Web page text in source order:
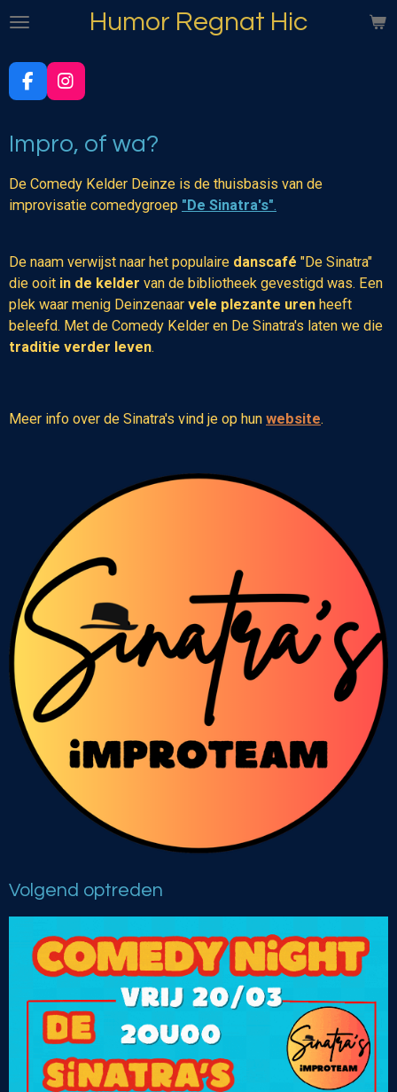
Ga
naar
de
hoofdinhoud
Humor Regnat Hic
F
a
e
b
o
k
I
n
t
a
r
a
Impro, of wa?
De Comedy Kelder Deinze is de thuisbasis van de
improvisatie comedygroep "De Sinatra's".
De naam verwijst naar het populaire danscafé "De Sinatra"
die ooit in de kelder van de bibliotheek gevestigd was. Een
plek waar menig Deinzenaar vele plezante uren heeft
beleefd. Met de Comedy Kelder en De Sinatra's laten we die
traditie verder leven.
Meer info over de Sinatra's vind je op hun website.
Volgend optreden